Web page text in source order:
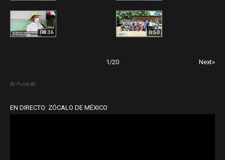
08:36 0:50
1 /20 Next»
By PoseLab
EN DIRECTO: ZÓCALO DE MÉXICO